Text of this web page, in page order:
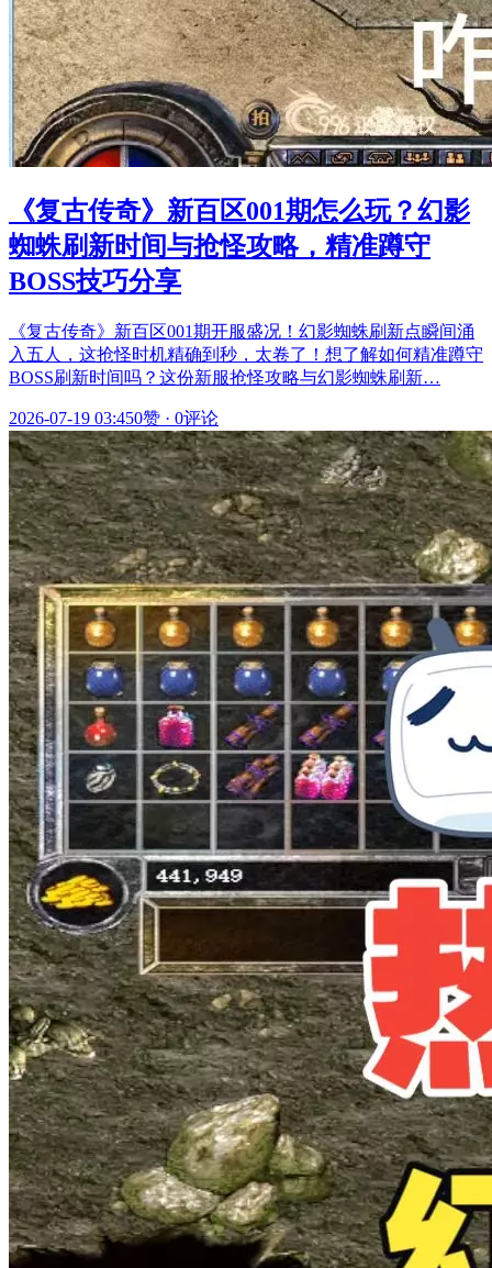
《复古传奇》新百区001期怎么玩？幻影
蜘蛛刷新时间与抢怪攻略，精准蹲守
BOSS技巧分享
《复古传奇》新百区001期开服盛况！幻影蜘蛛刷新点瞬间涌
入五人，这抢怪时机精确到秒，太卷了！想了解如何精准蹲守
BOSS刷新时间吗？这份新服抢怪攻略与幻影蜘蛛刷新…
2026-07-19 03:450赞 · 0评论